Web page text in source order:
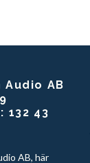
Audio AB
132 43
AB, här